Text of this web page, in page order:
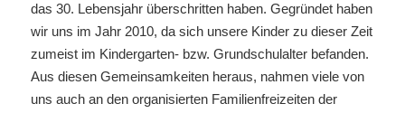
das 30. Lebensjahr überschritten haben. Gegründet haben
wir uns im Jahr 2010, da sich unsere Kinder zu dieser Zeit
zumeist im Kindergarten- bzw. Grundschulalter befanden.
Aus diesen Gemeinsamkeiten heraus, nahmen viele von
uns auch an den organisierten Familienfreizeiten der